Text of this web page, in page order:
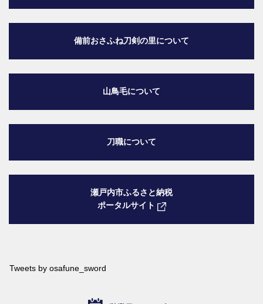
備前おさふね刀剣の里について
山鳥毛について
刀職について
瀬戸内市ふるさと納税
ポータルサイト
Tweets by osafune_sword